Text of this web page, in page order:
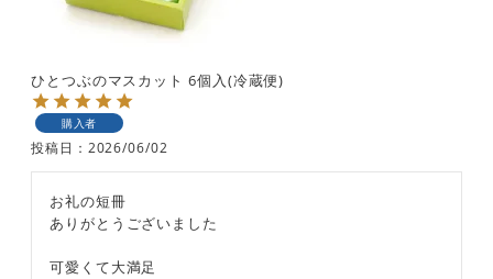
ひとつぶのマスカット 6個入(冷蔵便)
購入者
投稿日 2026/06/02
お礼の短冊
ありがとうございました
可愛くて大満足